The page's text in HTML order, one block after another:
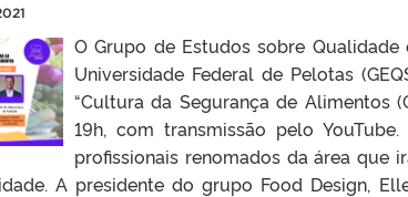
O Grupo de Estudos sobre
Universidade Federal de Pelotas
“Cultura da Segurança de Alimentos
19h, com transmissão pelo
profissionais renomados da área que
A presidente do grupo Food Design,